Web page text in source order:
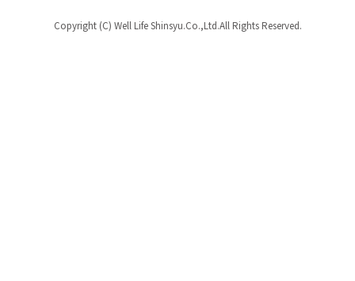
Copyright (C) Well Life Shinsyu.Co.,Ltd.All Rights Reserved.